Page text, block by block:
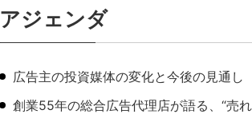
アジェンダ
広告主の投資媒体の変化と今後の見通し
創業55年の総合広告代理店が語る、“売